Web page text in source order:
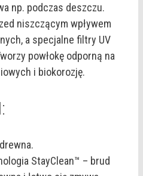
np. podczas deszczu.
niszczącym wpływem
a specjalne filtry UV
powłokę odporną na
i biokorozję.
StayClean™ – brud